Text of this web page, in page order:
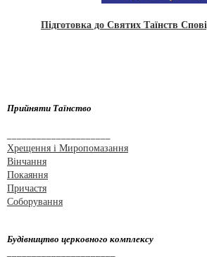
Підготовка до Святих Таїнств
Прийняти Таїнство
Хрещення і Миропомазання
Вінчання
Покаяння
Причастя
Соборування
Будівництво церковного комплексу